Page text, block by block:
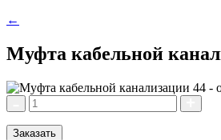
←
Муфта кабельной
Заказать